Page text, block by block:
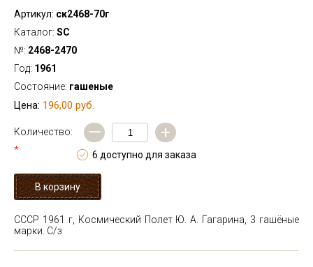
Артикул: ск2468-70г
Каталог: SC
№: 2468-2470
Год: 1961
Состояние: гашеные
Цена: 196,00 руб.
Количество:
*
— +
6 доступно для заказа
СССР 1961 г, Космический Полет Ю. А. Гагарина, 3 гашёные
марки. С/з